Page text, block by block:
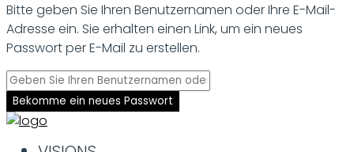
Bitte geben Sie Ihren Benutzernamen oder Ihre E-Mail-
Adresse ein. Sie erhalten einen Link, um ein neues
Passwort per E-Mail zu erstellen.
Bekomme ein neues Passwort